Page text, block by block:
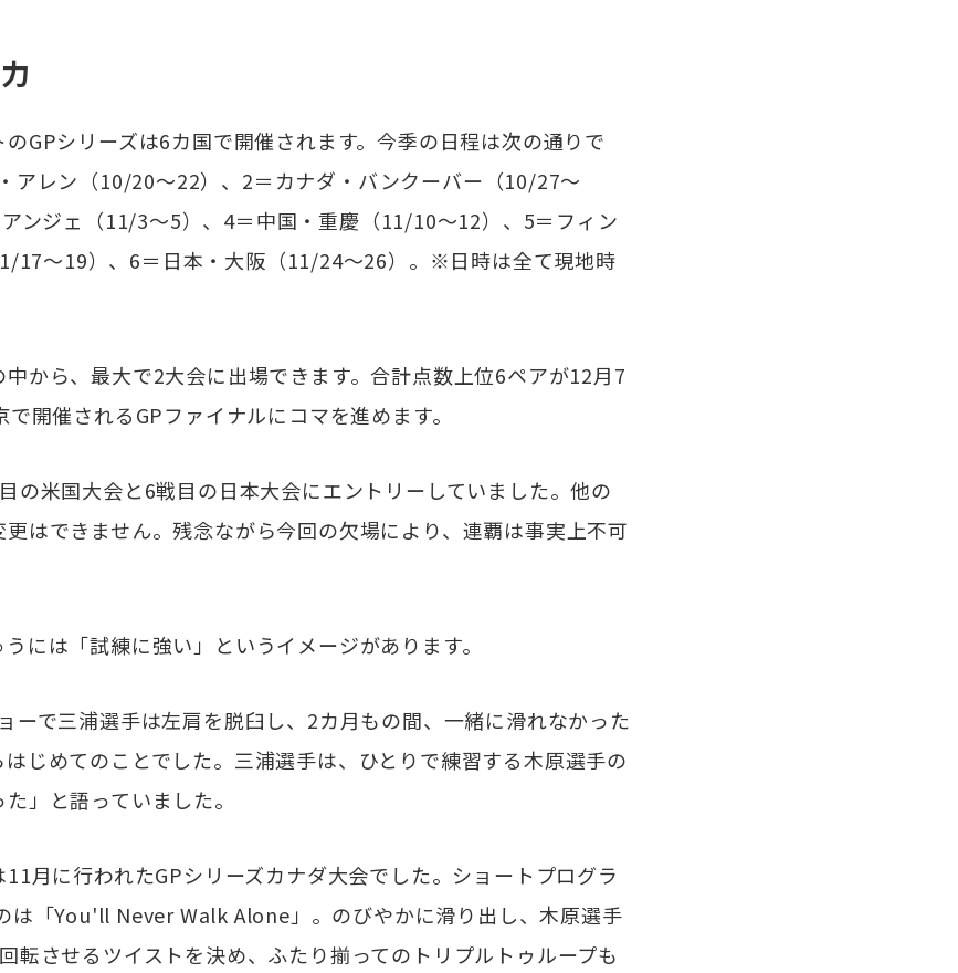
GPシリーズは6カ国で開催されます。今季の日程は次の通りで
アレン（10/20～22）、2＝カナダ・バンクーバー（10/27～
ンジェ（11/3～5）、4＝中国・重慶（11/10～12）、5＝フィン
17～19）、6＝日本・大阪（11/24～26）。※日時は全て現地時
から、最大で2大会に出場できます。合計点数上位6ペアが12月7
開催されるGPファイナルにコマを進めます。
の米国大会と6戦目の日本大会にエントリーしていました。他の
はできません。残念ながら今回の欠場により、連覇は事実上不可
には「試練に強い」というイメージがあります。
ーで三浦選手は左肩を脱臼し、2カ月もの間、一緒に滑れなかった
じめてのことでした。三浦選手は、ひとりで練習する木原選手の
」と語っていました。
月に行われたGPシリーズカナダ大会でした。ショートプログラ
は「You'll Never Walk Alone」。のびやかに滑り出し、木原選手
転させるツイストを決め、ふたり揃ってのトリプルトゥループも